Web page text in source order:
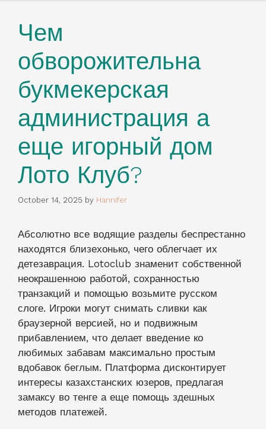
Чем
обворожительна
букмекерская
администрация а
еще игорный дом
Лото Клуб?
October 14, 2025 by Hannifer
Абсолютно все водящие разделы беспрестанно
находятся близехонько, чего облегчает их
детезаврация. Lotoclub знаменит собственной
неокрашенною работой, сохранностью
транзакций и помощью возьмите русском
слоге. Игроки могут снимать сливки как
браузерной версией, но и подвижным
прибавлением, что делает введение ко
любимых забавам максимально простым
вдобавок беглым. Платформа дисконтирует
интересы казахстанских юзеров, предлагая
замаксу во тенге а еще помощь здешных
методов платежей.